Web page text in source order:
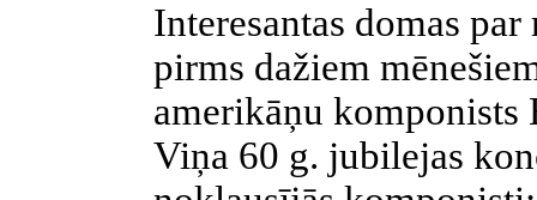
Interesantas domas
pirms dažiem
amerikāņu
Viņa 60 g. jubilejas